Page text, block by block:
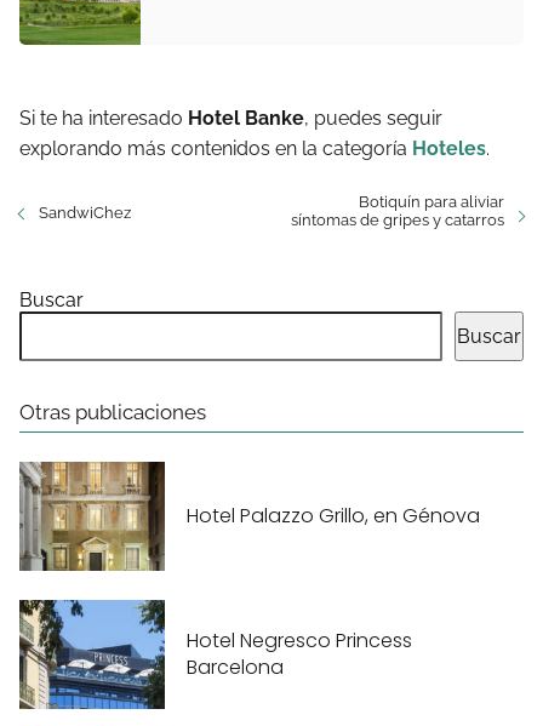
Si te ha interesado Hotel Banke, puedes seguir
explorando más contenidos en la categoría Hoteles.
SandwiChez
Botiquín para aliviar
síntomas de gripes y catarros
Buscar
Buscar
Otras publicaciones
Hotel Palazzo Grillo, en Génova
Hotel Negresco Princess
Barcelona